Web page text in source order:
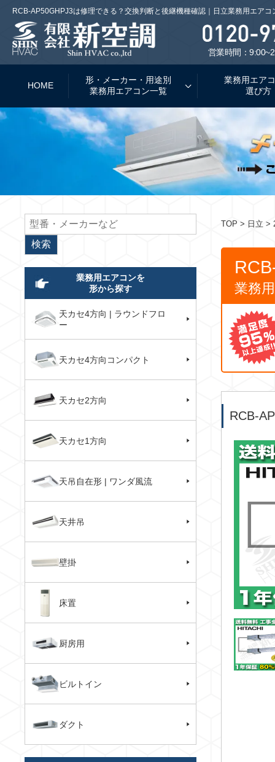
RCB-AP50GHPJ3は修理できる？交換判断と後継機種確認｜日立業務用エアコ
営業時間：
HOME
形・メーカー・用途別
業務用エアコン一覧
業務用エア
選び方
TOP > 日立 >
業務
RCB-
業務用エアコンを
形から探す
天カセ4方向 | ラウンドフロ
ー
天カセ4方向コンパクト
天カセ2方向
天カセ1方向
天吊自在形 | ワンダ風流
天井吊
壁掛
床置
厨房用
ビルトイン
ダクト